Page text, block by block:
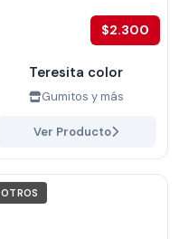
$2.300
Teresita color
Gumitos y más
Ver Producto
OTROS